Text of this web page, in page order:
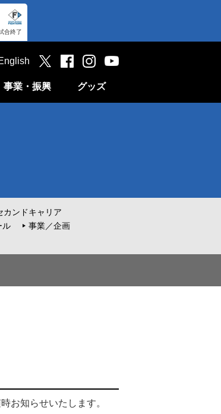
合終了
事業・振興 グッズ
カンドキャリア
ル
事業／企画
お知らせいたします。